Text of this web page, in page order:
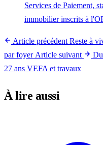
Services de Paiement,
immobilier inscrits à
Article précédent Reste à
par foyer Article suivant
27 ans VEFA et travaux
À lire aussi